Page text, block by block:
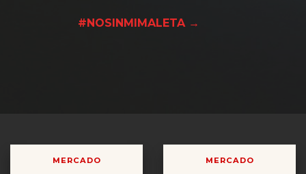
#NOSINMIMALETA →
MERCADO MERCADO